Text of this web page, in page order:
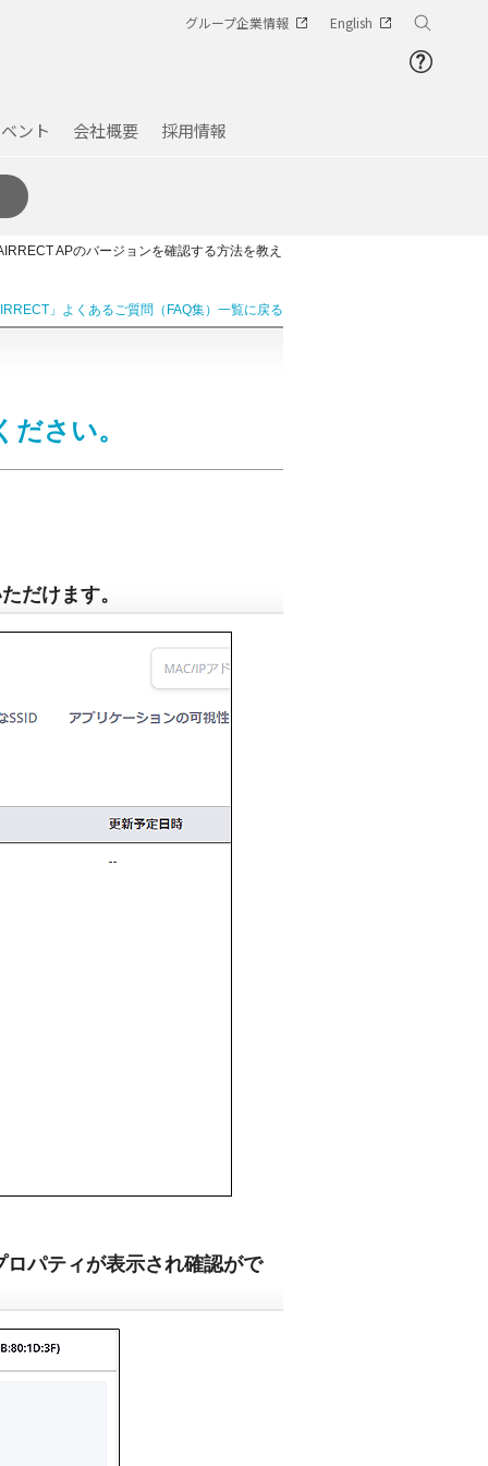
グループ企業情報 English
ント 会社概要 採用情報
APのバージョンを確認する方法を教え
」よくあるご質問（FAQ集）一覧に戻る
さい。
だけます。
ロパティが表示され確認がで